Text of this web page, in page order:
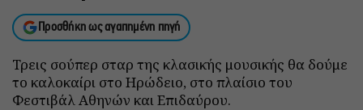
Προσθήκη ως αγαπημένη πηγή
Τρεις σούπερ σταρ της κλασικής μουσικής θα δούμε
το καλοκαίρι στο Ηρώδειο, στο πλαίσιο του
Φεστιβάλ Αθηνών και Επιδαύρου.